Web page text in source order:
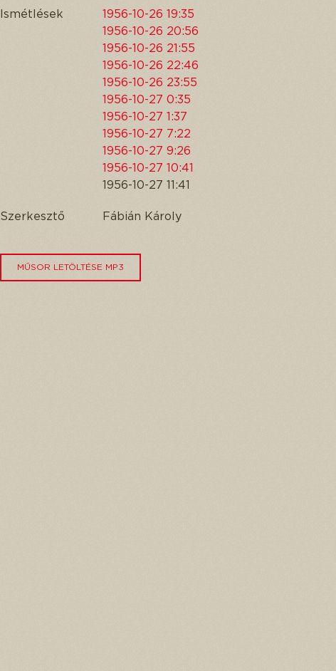
Ismétlések
1956-10-26 19:35
1956-10-26 20:56
1956-10-26 21:55
1956-10-26 22:46
1956-10-26 23:55
1956-10-27 0:35
1956-10-27 1:37
1956-10-27 7:22
1956-10-27 9:26
1956-10-27 10:41
1956-10-27 11:41
Szerkesztő Fábián Károly
MŰSOR LETÖLTÉSE MP3